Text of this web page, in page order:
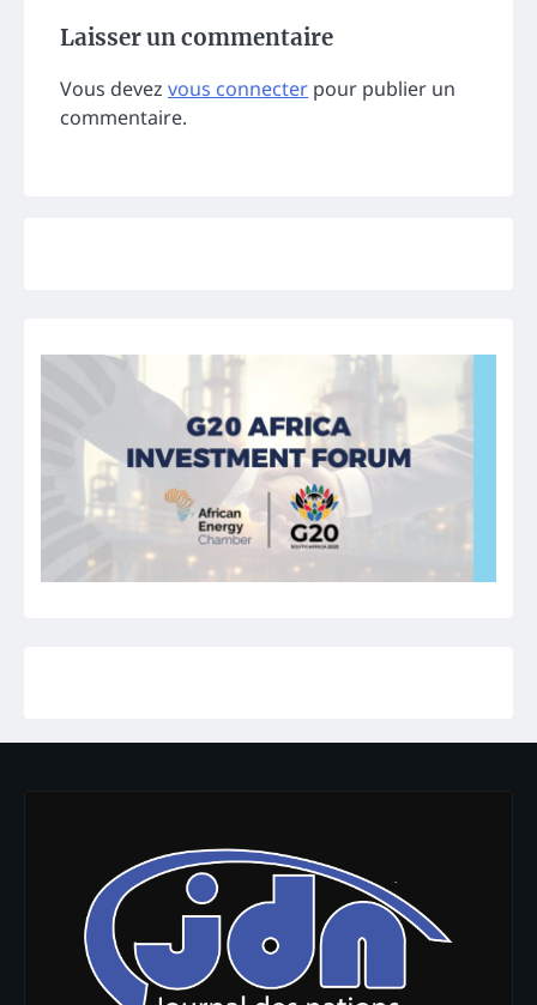
Laisser un commentaire
Vous devez vous connecter pour publier un
commentaire.